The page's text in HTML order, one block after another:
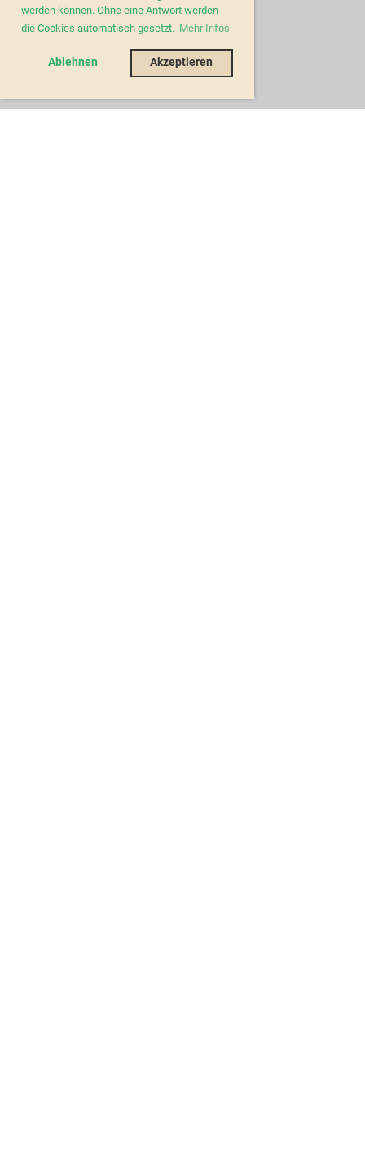
werden können. Ohne eine Antwort werden
die Cookies automatisch gesetzt. Mehr Infos
Ablehnen Akzeptieren